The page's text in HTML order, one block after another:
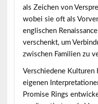
als Zeichen von
wobei sie oft als
englischen
verschenkt, um
zwischen Familien zu
Verschiedene Kulturen
eigenen
Promise Rings